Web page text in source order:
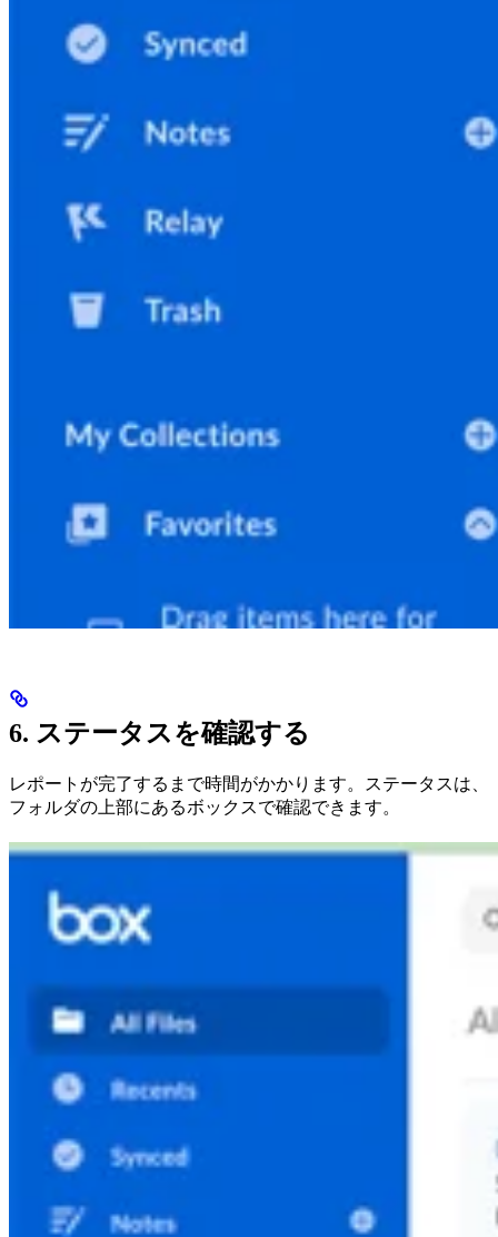
6. ステータスを確認する
レポートが完了するまで時間がかかります。ステータスは、
フォルダの上部にあるボックスで確認できます。